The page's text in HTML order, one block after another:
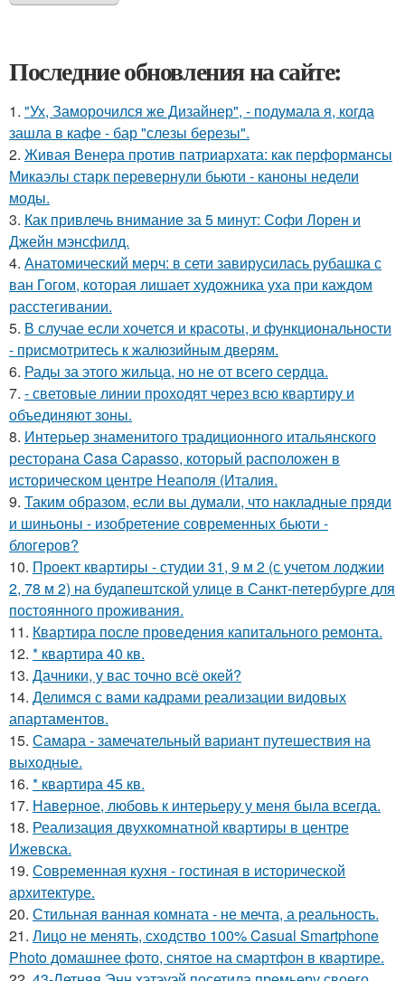
Последние обновления на сайте:
1. "Ух, Заморочился же Дизайнер", - подумала я, когда
зашла в кафе - бар "слезы березы".
2. Живая Венера против патриархата: как перформансы
Микаэлы старк перевернули бьюти - каноны недели
моды.
3. Как привлечь внимание за 5 минут: Софи Лорен и
Джейн мэнсфилд.
4. Анатомический мерч: в сети завирусилась рубашка с
ван Гогом, которая лишает художника уха при каждом
расстегивании.
5. В случае если хочется и красоты, и функциональности
- присмотритесь к жалюзийным дверям.
6. Рады за этого жильца, но не от всего сердца.
7. - световые линии проходят через всю квартиру и
объединяют зоны.
8. Интерьер знаменитого традиционного итальянского
ресторана Casa Capasso, который расположен в
историческом центре Неаполя (Италия.
9. Таким образом, если вы думали, что накладные пряди
и шиньоны - изобретение современных бьюти -
блогеров?
10. Проект квартиры - студии 31, 9 м 2 (с учетом лоджии
2, 78 м 2) на будапештской улице в Санкт-петербурге для
постоянного проживания.
11. Квартира после проведения капитального ремонта.
12. * квартира 40 кв.
13. Дачники, у вас точно всё окей?
14. Делимся с вами кадрами реализации видовых
апартаментов.
15. Самара - замечательный вариант путешествия на
выходные.
16. * квартира 45 кв.
17. Наверное, любовь к интерьеру у меня была всегда.
18. Реализация двухкомнатной квартиры в центре
Ижевска.
19. Современная кухня - гостиная в исторической
архитектуре.
20. Стильная ванная комната - не мечта, а реальность.
21. Лицо не менять, сходство 100% Casual Smartphone
Photo домашнее фото, снятое на смартфон в квартире.